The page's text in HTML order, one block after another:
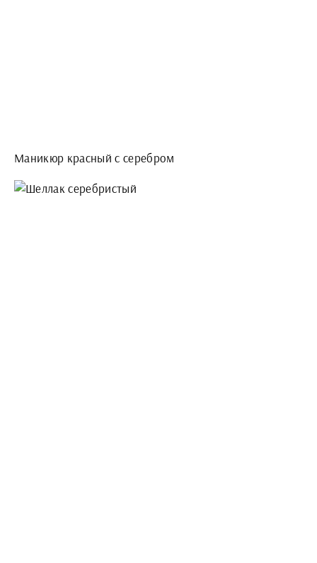
Маникюр красный с серебром